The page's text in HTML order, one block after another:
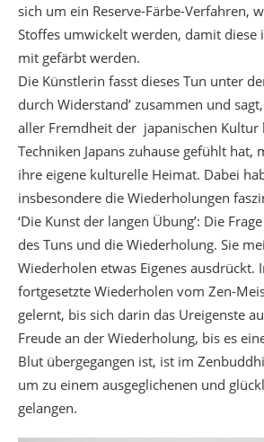
sich um ein Reserve-Färbe-Verfahren,
Stoffes umwickelt werden, damit diese
mit gefärbt werden.
Die Künstlerin fasst dieses Tun unter
durch Widerstand’ zusammen und
aller Fremdheit der japanischen
Techniken Japans zuhause gefühlt hat,
ihre eigene kulturelle Heimat. Dabei
insbesondere die Wiederholungen
‘Die Kunst der langen Übung’: Die
des Tuns und die Wiederholung. Sie
Wiederholen etwas Eigenes ausdrückt.
fortgesetzte Wiederholen vom Zen-
gelernt, bis sich darin das Ureigenste
Freude an der Wiederholung, bis es
Blut übergegangen ist, ist im
um zu einem ausgeglichenen und
gelangen.